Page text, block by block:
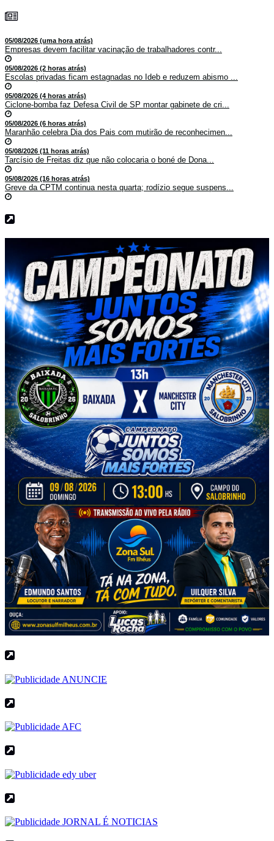
05/08/2026 (uma hora atrás)
Empresas devem facilitar vacinação de trabalhadores contr...
05/08/2026 (2 horas atrás)
Escolas privadas ficam estagnadas no Ideb e reduzem abismo ...
05/08/2026 (4 horas atrás)
Ciclone-bomba faz Defesa Civil de SP montar gabinete de cri...
05/08/2026 (6 horas atrás)
Maranhão celebra Dia dos Pais com mutirão de reconhecimen...
05/08/2026 (11 horas atrás)
Tarcísio de Freitas diz que não colocaria o boné de Dona...
05/08/2026 (16 horas atrás)
Greve da CPTM continua nesta quarta; rodízio segue suspens...